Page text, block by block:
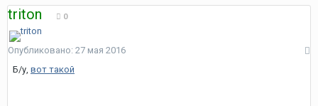
triton 0
Опубликовано: 27 мая 2016
Б/у, вот такой